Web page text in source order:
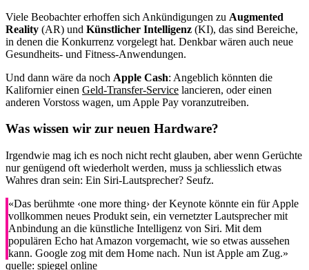
Viele Beobachter erhoffen sich Ankündigungen zu Augmented
Reality (AR) und Künstlicher Intelligenz (KI), das sind Bereiche,
in denen die Konkurrenz vorgelegt hat. Denkbar wären auch neue
Gesundheits- und Fitness-Anwendungen.
Und dann wäre da noch Apple Cash: Angeblich könnten die
Kalifornier einen Geld-Transfer-Service lancieren, oder einen
anderen Vorstoss wagen, um Apple Pay voranzutreiben.
Was wissen wir zur neuen Hardware?
Irgendwie mag ich es noch nicht recht glauben, aber wenn Gerüchte
nur genügend oft wiederholt werden, muss ja schliesslich etwas
Wahres dran sein: Ein Siri-Lautsprecher? Seufz.
«Das berühmte ‹one more thing› der Keynote könnte ein für Apple
vollkommen neues Produkt sein, ein vernetzter Lautsprecher mit
Anbindung an die künstliche Intelligenz von Siri. Mit dem
populären Echo hat Amazon vorgemacht, wie so etwas aussehen
kann. Google zog mit dem Home nach. Nun ist Apple am Zug.»
quelle: spiegel online